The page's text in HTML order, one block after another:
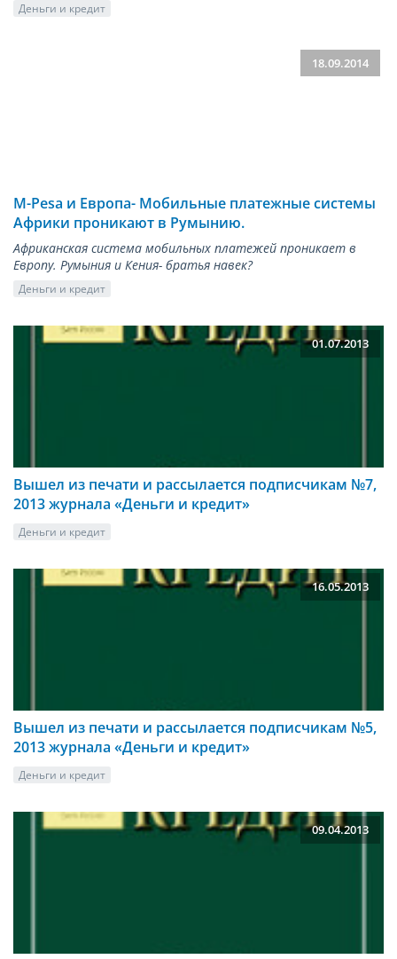
Деньги и кредит
18.09.2014
M-Pesa и Европа- Мобильные платежные системы
Африки проникают в Румынию.
Африканская система мобильных платежей проникает в
Европу. Румыния и Кения- братья навек?
Деньги и кредит
01.07.2013
Вышел из печати и рассылается подписчикам №7,
2013 журнала «Деньги и кредит»
Деньги и кредит
16.05.2013
Вышел из печати и рассылается подписчикам №5,
2013 журнала «Деньги и кредит»
Деньги и кредит
09.04.2013